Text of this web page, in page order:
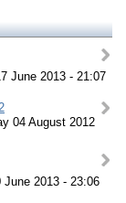
June 2013 - 21:07
04 August 2012
June 2013 - 23:06